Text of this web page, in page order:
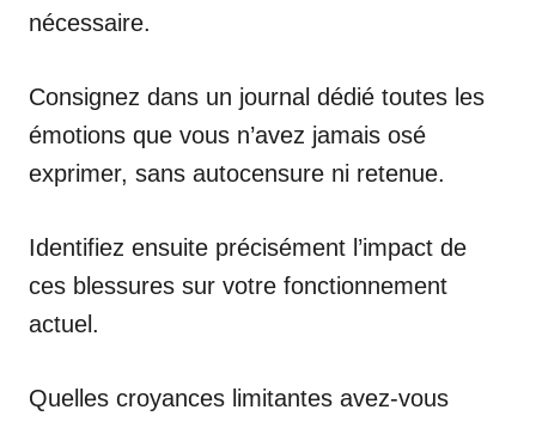
nécessaire.
Consignez dans un journal dédié toutes les
émotions que vous n’avez jamais osé
exprimer, sans autocensure ni retenue.
Identifiez ensuite précisément l’impact de
ces blessures sur votre fonctionnement
actuel.
Quelles croyances limitantes avez-vous